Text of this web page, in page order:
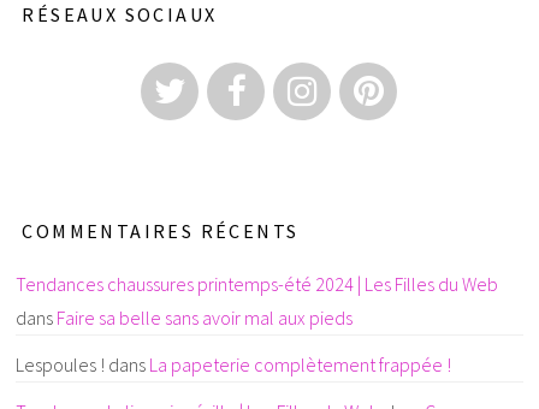
RÉSEAUX SOCIAUX
COMMENTAIRES RÉCENTS
Tendances chaussures printemps-été 2024 | Les Filles du Web
dans Faire sa belle sans avoir mal aux pieds
Lespoules ! dans La papeterie complètement frappée !